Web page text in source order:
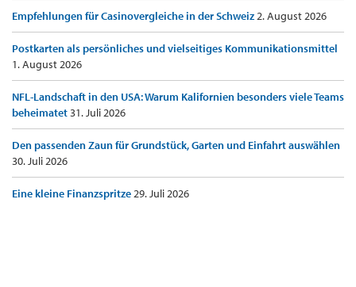
Empfehlungen für Casinovergleiche in der Schweiz2. August 2026
Postkarten als persönliches und vielseitiges Kommunikationsmittel
1. August 2026
NFL-Landschaft in den USA: Warum Kalifornien besonders viele Teams
beheimatet31. Juli 2026
Den passenden Zaun für Grundstück, Garten und Einfahrt auswählen
30. Juli 2026
Eine kleine Finanzspritze29. Juli 2026